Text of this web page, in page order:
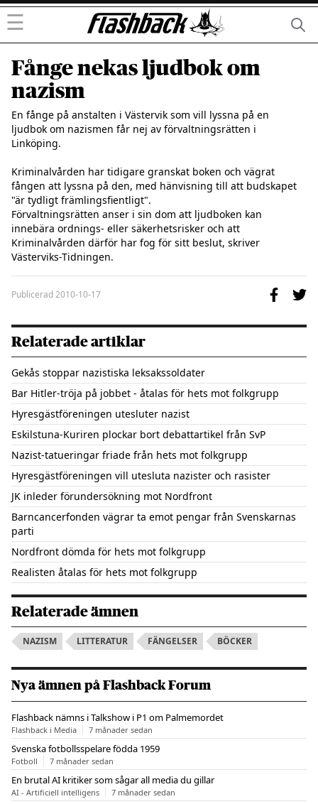
☰
Fånge nekas ljudbok om
nazism
En fånge på anstalten i Västervik som vill lyssna på en
ljudbok om nazismen får nej av förvaltningsrätten i
Linköping.
Kriminalvården har tidigare granskat boken och vägrat
fången att lyssna på den, med hänvisning till att budskapet
"är tydligt främlingsfientligt".
Förvaltningsrätten anser i sin dom att ljudboken kan
innebära ordnings- eller säkerhetsrisker och att
Kriminalvården därför har fog för sitt beslut, skriver
Västerviks-Tidningen.
Publicerad2010-10-17
Relaterade artiklar
Gekås stoppar nazistiska leksakssoldater
Bar Hitler-tröja på jobbet - åtalas för hets mot folkgrupp
Hyresgästföreningen utesluter nazist
Eskilstuna-Kuriren plockar bort debattartikel från SvP
Nazist-tatueringar friade från hets mot folkgrupp
Hyresgästföreningen vill utesluta nazister och rasister
JK inleder förundersökning mot Nordfront
Barncancerfonden vägrar ta emot pengar från Svenskarnas
parti
Nordfront dömda för hets mot folkgrupp
Realisten åtalas för hets mot folkgrupp
Relaterade ämnen
NAZISM LITTERATUR FÄNGELSER BÖCKER
Nya ämnen på Flashback Forum
Flashback nämns i Talkshow i P1 om Palmemordet
Flashback i Media 7 månader sedan
Svenska fotbollsspelare födda 1959
Fotboll 7 månader sedan
En brutal AI kritiker som sågar all media du gillar
AI - Artificiell intelligens 7 månader sedan